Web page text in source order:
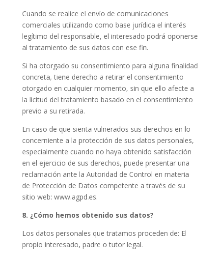
Cuando se realice el envío de comunicaciones
comerciales utilizando como base jurídica el interés
legítimo del responsable, el interesado podrá oponerse
al tratamiento de sus datos con ese fin.
Si ha otorgado su consentimiento para alguna finalidad
concreta, tiene derecho a retirar el consentimiento
otorgado en cualquier momento, sin que ello afecte a
la licitud del tratamiento basado en el consentimiento
previo a su retirada.
En caso de que sienta vulnerados sus derechos en lo
concerniente a la protección de sus datos personales,
especialmente cuando no haya obtenido satisfacción
en el ejercicio de sus derechos, puede presentar una
reclamación ante la Autoridad de Control en materia
de Protección de Datos competente a través de su
sitio web: www.agpd.es.
8. ¿Cómo hemos obtenido sus datos?
Los datos personales que tratamos proceden de: El
propio interesado, padre o tutor legal.